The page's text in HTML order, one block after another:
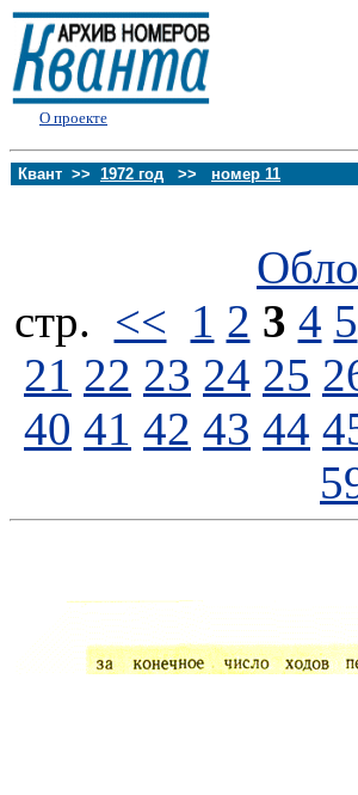
О проекте
Квант >> 1972 год >> номер 11
стp. << 1 2 3 4 5
21 22 23 24 25
40 41 42 43 44